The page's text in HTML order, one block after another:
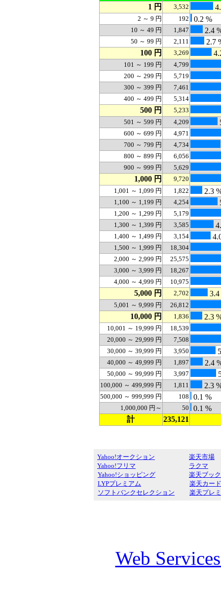
1 円 3,532
2 ～ 9 円 192 0.2 %
10 ～ 49 円 1,847 2.4
50 ～ 99 円 2,111
2.7
100 円
3,269
101 ～ 199 円 4,799
200 ～ 299 円
5,719
300 ～ 399 円
7,461
400 ～ 499 円
5,314
500 円
5,233
501 ～ 599 円
4,209
600 ～ 699 円
4,971
700 ～ 799 円
4,734
800 ～ 899 円
6,056
900 ～ 999 円
5,629
1,000 円
9,720
1,001 ～ 1,099 円
1,822 2.3
1,100 ～ 1,199 円 4,254
1,200 ～ 1,299 円
5,179
1,300 ～ 1,399 円
3,585
1,400 ～ 1,499 円 3,154
1,500 ～ 1,999 円
18,304
2,000 ～ 2,999 円
25,575
3,000 ～ 3,999 円
18,267
4,000 ～ 4,999 円
10,975
5,000 円 2,702 3.4
5,001 ～ 9,999 円 26,812
10,000 円 1,836 2.3
10,001 ～ 19,999 円
18,539
20,000 ～ 29,999 円
7,508
30,000 ～ 39,999 円
3,950
40,000 ～ 49,999 円 1,897 2.4
50,000 ～ 99,999 円 3,997
100,000 ～ 499,999 円 1,811 2.3
500,000 ～ 999,999 円 108 0.1 %
1,000,000 円～ 50
0.1 %
計
235,121
Yahoo!オークション
Yahoo!フリマ
Yahoo!ショッピング
LYPプレミアム
ソフトバンクセレクション
楽天市場
ラクマ
楽天ブッ
楽天カード
楽天プレ
Web